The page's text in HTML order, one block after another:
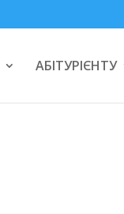
АБІТУРІЄНТУ